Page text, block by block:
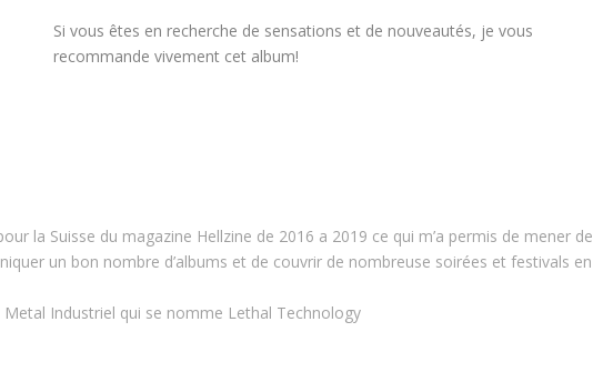
Si vous êtes en recherche de sensations et de nouveautés, je vous
recommande vivement cet album!
la Suisse du magazine Hellzine de 2016 a 2019 ce qui m’a permis de mener de
un bon nombre d’albums et de couvrir de nombreuse soirées et festivals en
Industriel qui se nomme Lethal Technology